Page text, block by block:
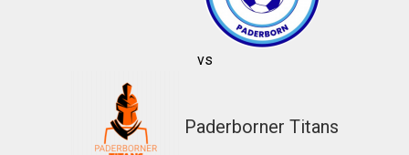
vs
Paderborner Titans